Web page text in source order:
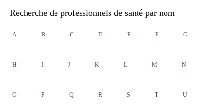
Recherche de professionnels de santé par nom
A B C D E F G
H I J K L M N
O P Q R S T U